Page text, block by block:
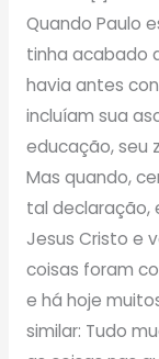
Quando Paulo
tinha acabado
havia antes
incluíam sua
educação, seu
Mas quando,
tal declaração,
Jesus Cristo e
coisas foram
e há hoje
similar: Tudo